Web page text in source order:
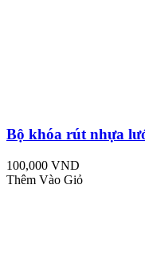
Bộ khóa rút nhựa
100,000 VND
Thêm Vào Giỏ